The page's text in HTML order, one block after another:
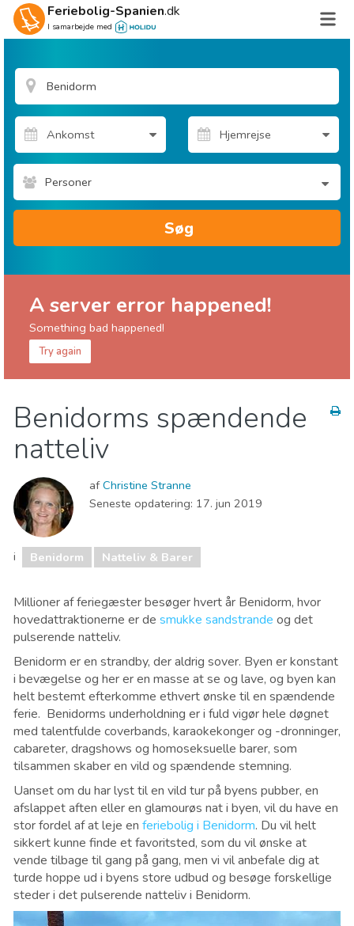
Feriebolig-Spanien.dk
I samarbejde med
Personer
Søg
A server error happened!
Something bad happened!
Try again
Børn og familie
Natteliv & Barer
Natur og udeliv
Sport og adventure
Benidorms spændende
natteliv
afChristine Stranne
Seneste opdatering: 17. jun 2019
i Benidorm Natteliv & Barer
Millioner af feriegæster besøger hvert år Benidorm, hvor
hovedattraktionerne er de smukke sandstrande og det
pulserende natteliv.
Benidorm er en strandby, der aldrig sover. Byen er konstant
i bevægelse og her er en masse at se og lave, og byen kan
helt bestemt efterkomme ethvert ønske til en spændende
ferie. Benidorms underholdning er i fuld vigør hele døgnet
med talentfulde coverbands, karaokekonger og -dronninger,
cabareter, dragshows og homoseksuelle barer, som
tilsammen skaber en vild og spændende stemning.
Uanset om du har lyst til en vild tur på byens pubber, en
afslappet aften eller en glamourøs nat i byen, vil du have en
stor fordel af at leje en feriebolig i Benidorm. Du vil helt
sikkert kunne finde et favoritsted, som du vil ønske at
vende tilbage til gang på gang, men vi vil anbefale dig at
turde hoppe ud i byens store udbud og besøge forskellige
steder i det pulserende natteliv i Benidorm.